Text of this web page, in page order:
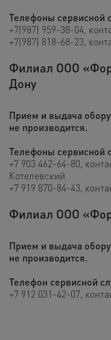
Телефоны сервисной
+7(987) 959-38-04 ,
+7(987) 818-68-23 ,
Филиал ООО
Дону
Прием и выдача
не производится.
Телефоны сервисной
+7 903 462-64-80 ,
Котелевский
+7 919 870-84-43 ,
Филиал ООО
Прием и выдача
не производится.
Телефон сервисной
+7 912 031-42-07 ,